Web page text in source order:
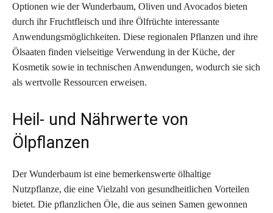
Optionen wie der Wunderbaum, Oliven und Avocados bieten
durch ihr Fruchtfleisch und ihre Ölfrüchte interessante
Anwendungsmöglichkeiten. Diese regionalen Pflanzen und ihre
Ölsaaten finden vielseitige Verwendung in der Küche, der
Kosmetik sowie in technischen Anwendungen, wodurch sie sich
als wertvolle Ressourcen erweisen.
Heil- und Nährwerte von
Ölpflanzen
Der Wunderbaum ist eine bemerkenswerte ölhaltige
Nutzpflanze, die eine Vielzahl von gesundheitlichen Vorteilen
bietet. Die pflanzlichen Öle, die aus seinen Samen gewonnen